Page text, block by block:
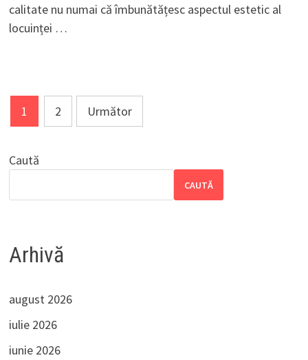
calitate nu numai că îmbunătățesc aspectul estetic al
locuinței …
Paginație
articole
1 2 Următor
Caută
CAUTĂ
Arhivă
august 2026
iulie 2026
iunie 2026